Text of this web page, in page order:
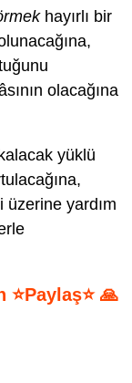
hayırlı bir
olacağına
yüklü
üzerine yardım
🙏